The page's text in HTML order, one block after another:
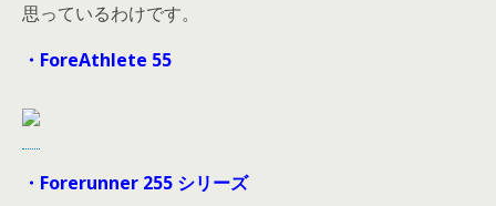
思っているわけです。
・ForeAthlete 55
・Forerunner 255 シリーズ